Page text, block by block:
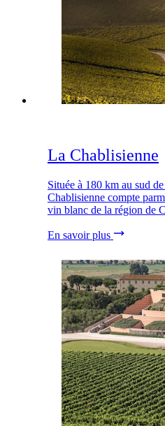
La Chablisienne
Située à 180 km au sud
Chablisienne compte
vin blanc de la région de
En savoir plus